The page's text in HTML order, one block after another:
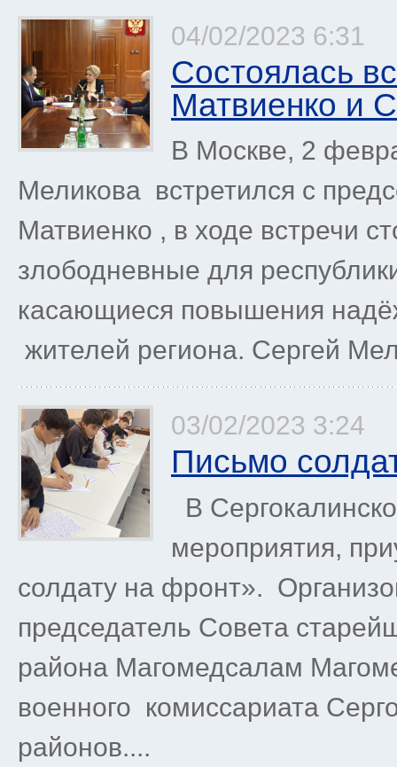
04/02/2023 6:31
Состоялась
Матвиенко и
В Москве, 2
Меликова встретился с
Матвиенко , в ходе встречи
злободневные для
касающиеся повышения
жителей региона. Сергей
03/02/2023 3:24
Письмо
В
мероприятия,
солдату на фронт».
председатель Совета
района Магомедсалам
военного комиссариата
районов....